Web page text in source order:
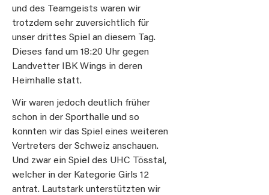
und des Teamgeists waren wir
trotzdem sehr zuversichtlich für
unser drittes Spiel an diesem Tag.
Dieses fand um 18:20 Uhr gegen
Landvetter IBK Wings in deren
Heimhalle statt.
Wir waren jedoch deutlich früher
schon in der Sporthalle und so
konnten wir das Spiel eines weiteren
Vertreters der Schweiz anschauen.
Und zwar ein Spiel des UHC Tösstal,
welcher in der Kategorie Girls 12
antrat. Lautstark unterstützten wir